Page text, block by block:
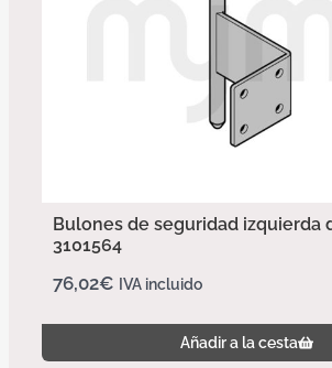
Bulones de seguridad izquierda
3101564
76,02€ IVA incluido
Añadir a la cesta